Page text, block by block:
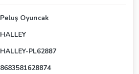
Peluş Oyuncak
HALLEY
HALLEY-PL62887
8683581628874